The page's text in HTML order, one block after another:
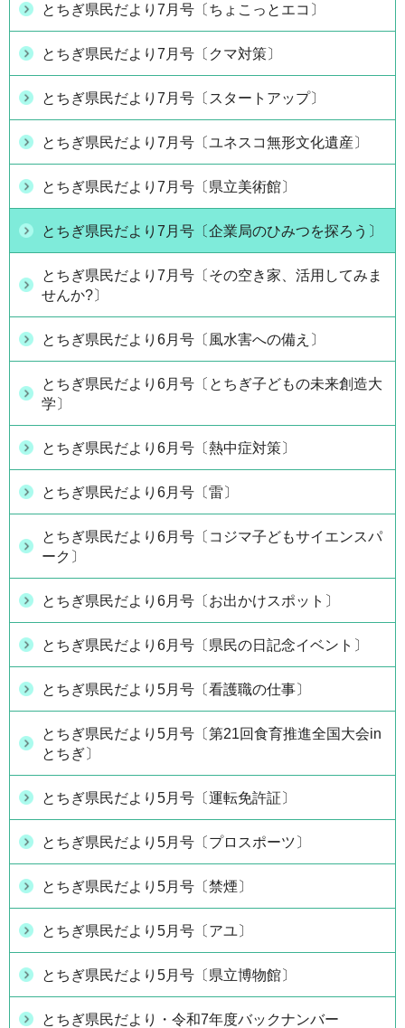
とちぎ県民だより7月号〔ちょこっとエコ〕
とちぎ県民だより7月号〔クマ対策〕
とちぎ県民だより7月号〔スタートアップ〕
とちぎ県民だより7月号〔ユネスコ無形文化遺産〕
とちぎ県民だより7月号〔県立美術館〕
とちぎ県民だより7月号〔企業局のひみつを探ろう〕
とちぎ県民だより7月号〔その空き家、活用してみま
せんか?〕
とちぎ県民だより6月号〔風水害への備え〕
とちぎ県民だより6月号〔とちぎ子どもの未来創造大
学〕
とちぎ県民だより6月号〔熱中症対策〕
とちぎ県民だより6月号〔雷〕
とちぎ県民だより6月号〔コジマ子どもサイエンスパ
ーク〕
とちぎ県民だより6月号〔お出かけスポット〕
とちぎ県民だより6月号〔県民の日記念イベント〕
とちぎ県民だより5月号〔看護職の仕事〕
とちぎ県民だより5月号〔第21回食育推進全国大会in
とちぎ〕
とちぎ県民だより5月号〔運転免許証〕
とちぎ県民だより5月号〔プロスポーツ〕
とちぎ県民だより5月号〔禁煙〕
とちぎ県民だより5月号〔アユ〕
とちぎ県民だより5月号〔県立博物館〕
とちぎ県民だより・令和7年度バックナンバー